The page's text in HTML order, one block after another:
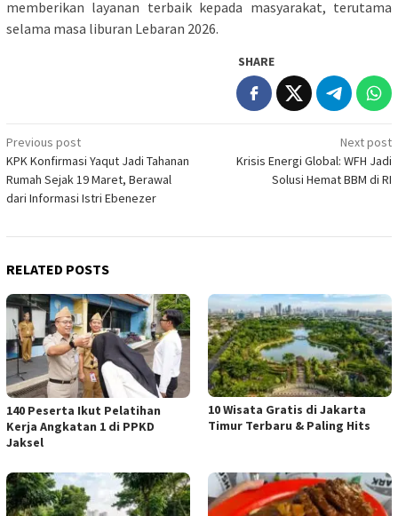
memberikan layanan terbaik kepada masyarakat, terutama
selama masa liburan Lebaran 2026.
SHARE
Post
navigation
Previous post
KPK Konfirmasi Yaqut Jadi Tahanan
Rumah Sejak 19 Maret, Berawal
dari Informasi Istri Ebenezer
Next post
Krisis Energi Global: WFH Jadi
Solusi Hemat BBM di RI
RELATED POSTS
140 Peserta Ikut Pelatihan
Kerja Angkatan 1 di PPKD
Jaksel
10 Wisata Gratis di Jakarta
Timur Terbaru & Paling Hits